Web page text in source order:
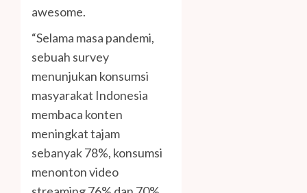
awesome.
“Selama masa pandemi,
sebuah survey
menunjukan konsumsi
masyarakat Indonesia
membaca konten
meningkat tajam
sebanyak 78%, konsumsi
menonton video